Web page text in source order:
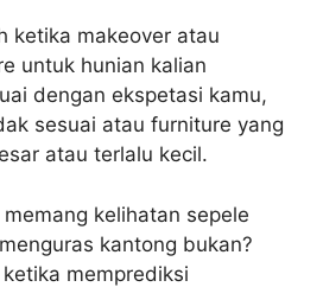
ketika makeover atau
untuk hunian kalian
dengan ekspetasi kamu,
sesuai atau furniture yang
atau terlalu kecil.
kelihatan sepele
kantong bukan?
memprediksi